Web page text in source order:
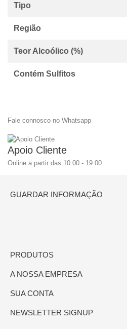
Tipo
Região
Teor Alcoólico (%)
Contém Sulfitos
Fale connosco no Whatsapp
Apoio Cliente
Online a partir das 10:00 - 19:00
GUARDAR INFORMAÇÃO
PRODUTOS
A NOSSA EMPRESA
SUA CONTA
NEWSLETTER SIGNUP